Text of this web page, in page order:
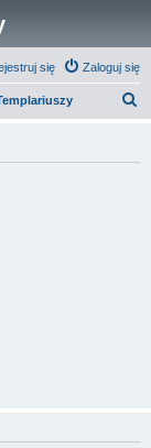
Zaloguj się
się